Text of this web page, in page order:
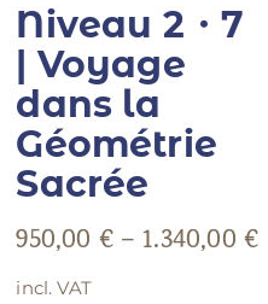
Niveau 2・7
| Voyage
dans la
Géométrie
Sacrée
950,00 €– 1.340,00 €
incl. VAT